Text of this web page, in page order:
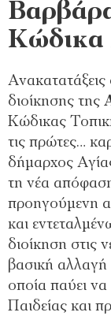
Κώδικα
διοίκησης της
Κώδικας
τις πρώτες…
δήμαρχος
τη νέα
προηγούμενη
και
διοίκηση στις
βασική
οποία παύει να
Παιδείας και